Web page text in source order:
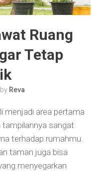
Ruang
Tetap
by Reva
menjadi area pertama
tampilannya sangat
terhadap rumahmu.
taman juga bisa
menyegarkan